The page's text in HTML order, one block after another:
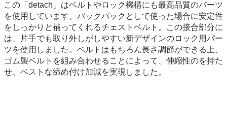
この「detach」はベルトやロック機構にも最高品質のパーツ
を使用しています。バックパックとして使った場合に安定性
をしっかりと補ってくれるチェストベルト。この接合部分に
は、片手でも取り外しがしやすい新デザインのロック用パー
ツを使用しました。ベルトはもちろん長さ調節ができる上、
ゴム製ベルトを組み合わせることによって、伸縮性のを持た
せ、ベストな締め付け加減を実現しました。